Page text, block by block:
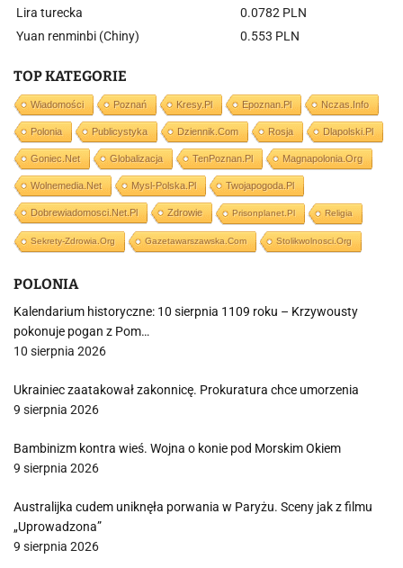
Lira turecka
0.0782 PLN
Yuan renminbi (Chiny)
0.553 PLN
TOP KATEGORIE
Wiadomości Poznań Kresy.pl Epoznan.pl Nczas.info
Polonia Publicystyka Dziennik.com Rosja Dlapolski.pl
Goniec.net Globalizacja TenPoznan.pl Magnapolonia.org
Wolnemedia.net Mysl-Polska.pl Twojapogoda.pl
Dobrewiadomosci.net.pl Zdrowie Prisonplanet.pl Religia
Sekrety-Zdrowia.org Gazetawarszawska.com Stolikwolnosci.org
POLONIA
Kalendarium historyczne: 10 sierpnia 1109 roku – Krzywousty
pokonuje pogan z Pom…
10 sierpnia 2026
Ukrainiec zaatakował zakonnicę. Prokuratura chce umorzenia
9 sierpnia 2026
Bambinizm kontra wieś. Wojna o konie pod Morskim Okiem
9 sierpnia 2026
Australijka cudem uniknęła porwania w Paryżu. Sceny jak z filmu
„Uprowadzona”
9 sierpnia 2026